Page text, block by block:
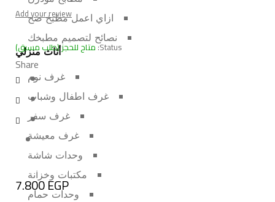
ازاي اعمل مطبخ صح
نصائح لتصميم مطبخك
أثاث منزلي
غرف نوم
غرف اطفال وشباب
غرف سفر
غرف معيشة
وحدات شاشة
مكتبات وخزانة
وحدات حمام
Add your review
Status: متاح للحجز (طلب مسبق)
Share
Deals ends in:
7.800EGP